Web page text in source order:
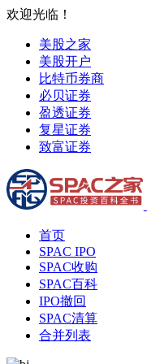
欢迎光临！
美股之家
美股开户
比特币券商
必贝证券
盈透证券
复星证券
致富证券
首页
SPAC IPO
SPAC收购
SPAC百科
IPO撤回
SPAC清算
合并列表